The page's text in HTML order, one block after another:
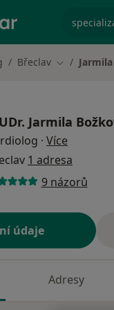
Břeclav Změna
Jarmila
· Více
1 adresa
9 názorů
údaje
Adresy